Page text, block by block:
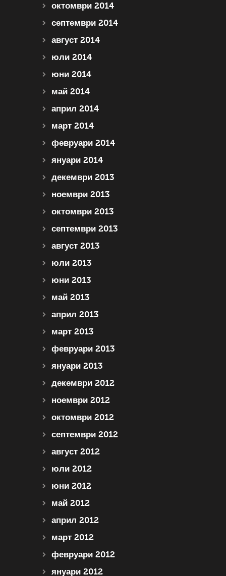
октомври 2014
септември 2014
август 2014
юли 2014
юни 2014
май 2014
април 2014
март 2014
февруари 2014
януари 2014
декември 2013
ноември 2013
октомври 2013
септември 2013
август 2013
юли 2013
юни 2013
май 2013
април 2013
март 2013
февруари 2013
януари 2013
декември 2012
ноември 2012
октомври 2012
септември 2012
август 2012
юли 2012
юни 2012
май 2012
април 2012
март 2012
февруари 2012
януари 2012